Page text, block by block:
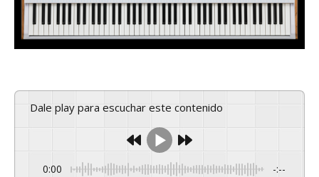
Dale play para escuchar este contenido
0:00 -:--